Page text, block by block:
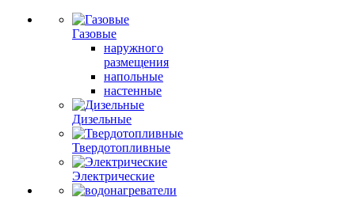
Газовые
наружного
размещения
напольные
настенные
Дизельные
Твердотопливные
Электрические